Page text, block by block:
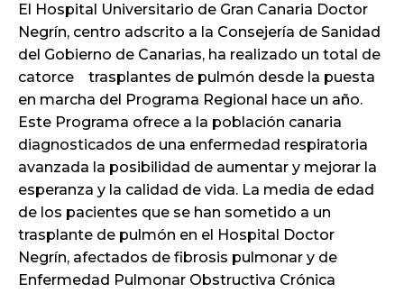
El Hospital Universitario de Gran Canaria Doctor
Negrín, centro adscrito a la Consejería de Sanidad
del Gobierno de Canarias, ha realizado un total de
catorce trasplantes de pulmón desde la puesta
en marcha del Programa Regional hace un año.
Este Programa ofrece a la población canaria
diagnosticados de una enfermedad respiratoria
avanzada la posibilidad de aumentar y mejorar la
esperanza y la calidad de vida. La media de edad
de los pacientes que se han sometido a un
trasplante de pulmón en el Hospital Doctor
Negrín, afectados de fibrosis pulmonar y de
Enfermedad Pulmonar Obstructiva Crónica